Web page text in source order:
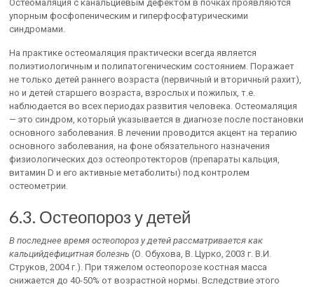
Остеомаляция с канальциевым дефектом в почках проявляются
упорным фосфопеническим и гиперфосфатурическими
синдромами.
На практике остеомаляция практически всегда является
полиэтиологичным и полипатогеническим состоянием. Поражает
не только детей раннего возраста (первичный и вторичный рахит),
но и детей старшего возраста, взрослых и пожилых, т.е.
наблюдается во всех периодах развития человека. Остеомаляция
— это синдром, который указывается в диагнозе после постановки
основного заболевания. В лечении проводится акцент на терапию
основного заболевания, на фоне обязательного назначения
физиологических доз остеопротекторов (препараты кальция,
витамин D и его активные метаболиты) под контролем
остеометрии.
6.3. Остеопороз у детей
В последнее время остеопороз у детей рассматривается как
кальцийдефицитная болезнь (О. Обухова, В. Цурко, 2003 г. В.И.
Струков, 2004 г.). При тяжелом остеопорозе костная масса
снижается до 40-50% от возрастной нормы. Вследствие этого